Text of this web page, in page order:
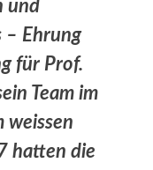
und
– Ehrung
für Prof.
Team im
weissen
hatten die